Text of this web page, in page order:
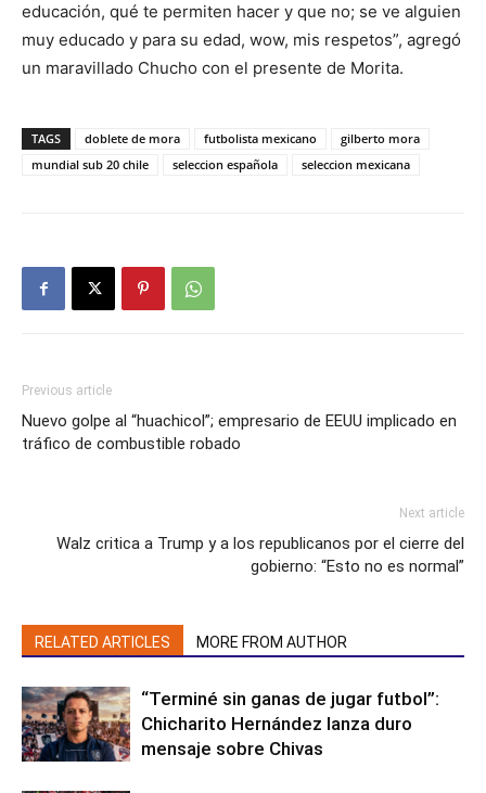
educación, qué te permiten hacer y que no; se ve alguien
muy educado y para su edad, wow, mis respetos”, agregó
un maravillado Chucho con el presente de Morita.
TAGS doblete de mora futbolista mexicano
gilberto mora
mundial sub 20 chile
seleccion española seleccion mexicana
Previous article
Nuevo golpe al “huachicol”; empresario de EEUU implicado en
tráfico de combustible robado
Next article
Walz critica a Trump y a los republicanos por el cierre del
gobierno: “Esto no es normal”
RELATED ARTICLES MORE FROM AUTHOR
“Terminé sin ganas de jugar futbol”:
Chicharito Hernández lanza duro
mensaje sobre Chivas